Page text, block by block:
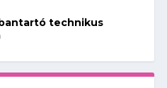
technikus